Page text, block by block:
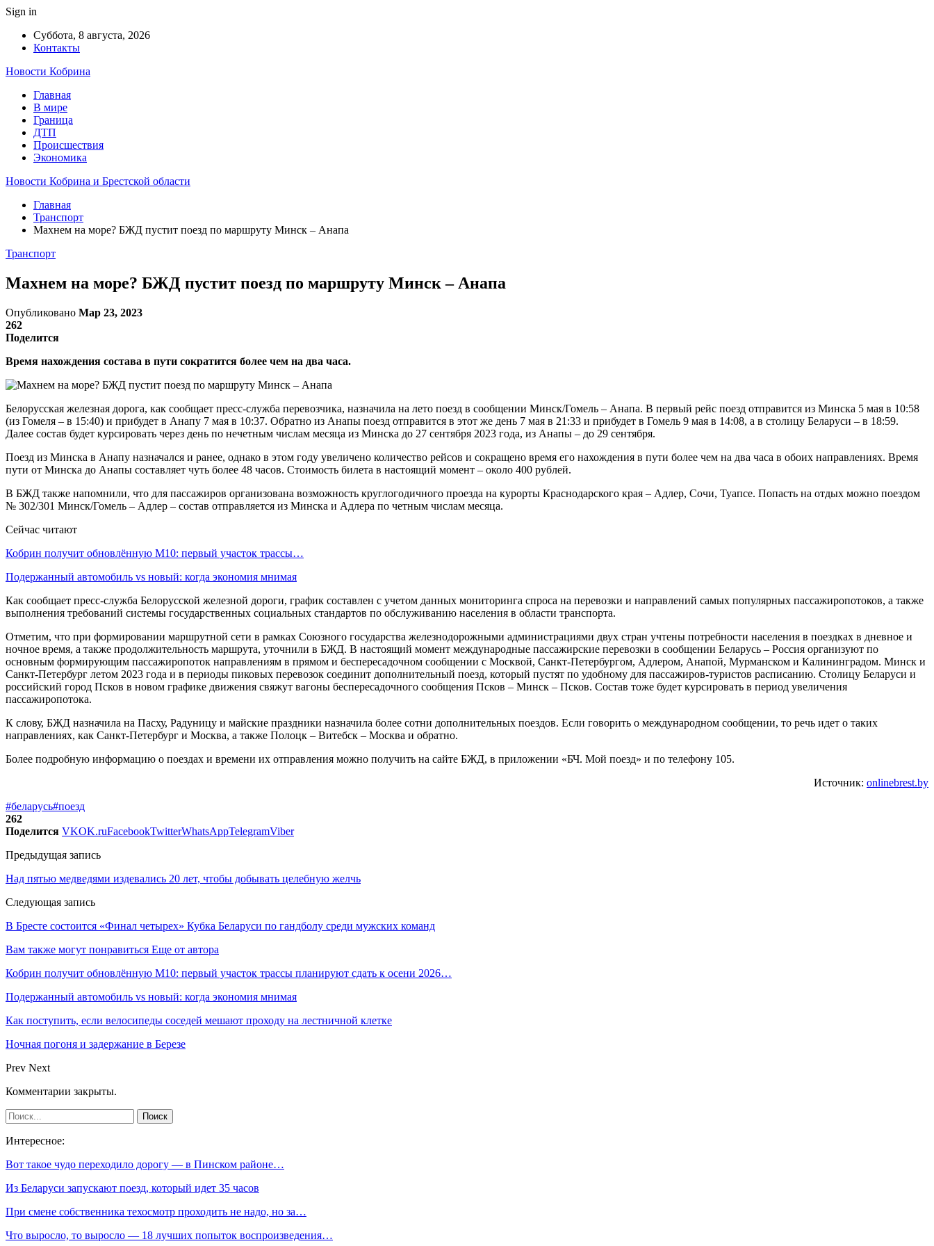
Sign in
Суббота, 8 августа, 2026
Контакты
Новости Кобрина
Главная
В мире
Граница
ДТП
Происшествия
Экономика
Новости Кобрина и Брестской области
Главная
Транспорт
Махнем на море? БЖД пустит поезд по маршруту Минск – Анапа
Транспорт
Махнем на море? БЖД пустит поезд по маршруту Минск – Анапа
Опубликовано Мар 23, 2023
262
Поделится
Время нахождения состава в пути сократится более чем на два часа.
Белорусская железная дорога, как сообщает пресс-служба перевозчика, назначила на лето поезд в сообщении Минск/Гомель – Анапа. В первый рейс поезд отправится из Минска 5 мая в 10:58
(из Гомеля – в 15:40) и прибудет в Анапу 7 мая в 10:37. Обратно из Анапы поезд отправится в этот же день 7 мая в 21:33 и прибудет в Гомель 9 мая в 14:08, а в столицу Беларуси – в 18:59.
Далее состав будет курсировать через день по нечетным числам месяца из Минска до 27 сентября 2023 года, из Анапы – до 29 сентября.
Поезд из Минска в Анапу назначался и ранее, однако в этом году увеличено количество рейсов и сокращено время его нахождения в пути более чем на два часа в обоих направлениях. Время
пути от Минска до Анапы составляет чуть более 48 часов. Стоимость билета в настоящий момент – около 400 рублей.
В БЖД также напомнили, что для пассажиров организована возможность круглогодичного проезда на курорты Краснодарского края – Адлер, Сочи, Туапсе. Попасть на отдых можно поездом
№ 302/301 Минск/Гомель – Адлер – состав отправляется из Минска и Адлера по четным числам месяца.
Сейчас читают
Кобрин получит обновлённую М10: первый участок трассы…
Подержанный автомобиль vs новый: когда экономия мнимая
Как сообщает пресс-служба Белорусской железной дороги, график составлен с учетом данных мониторинга спроса на перевозки и направлений самых популярных пассажиропотоков, а также
выполнения требований системы государственных социальных стандартов по обслуживанию населения в области транспорта.
Отметим, что при формировании маршрутной сети в рамках Союзного государства железнодорожными администрациями двух стран учтены потребности населения в поездках в дневное и
ночное время, а также продолжительность маршрута, уточнили в БЖД. В настоящий момент международные пассажирские перевозки в сообщении Беларусь – Россия организуют по
основным формирующим пассажиропоток направлениям в прямом и беспересадочном сообщении с Москвой, Санкт-Петербургом, Адлером, Анапой, Мурманском и Калининградом. Минск и
Санкт-Петербург летом 2023 года и в периоды пиковых перевозок соединит дополнительный поезд, который пустят по удобному для пассажиров-туристов расписанию. Столицу Беларуси и
российский город Псков в новом графике движения свяжут вагоны беспересадочного сообщения Псков – Минск – Псков. Состав тоже будет курсировать в период увеличения
пассажиропотока.
К слову, БЖД назначила на Пасху, Радуницу и майские праздники назначила более сотни дополнительных поездов. Если говорить о международном сообщении, то речь идет о таких
направлениях, как Санкт-Петербург и Москва, а также Полоцк – Витебск – Москва и обратно.
Более подробную информацию о поездах и времени их отправления можно получить на сайте БЖД, в приложении «БЧ. Мой поезд» и по телефону 105.
Источник: onlinebrest.by
#беларусь#поезд
262
Поделится VKOK.ruFacebookTwitterWhatsAppTelegramViber
Предыдущая запись
Над пятью медведями издевались 20 лет, чтобы добывать целебную желчь
Следующая запись
В Бресте состоится «Финал четырех» Кубка Беларуси по гандболу среди мужских команд
Вам также могут понравиться Еще от автора
Кобрин получит обновлённую М10: первый участок трассы планируют сдать к осени 2026…
Подержанный автомобиль vs новый: когда экономия мнимая
Как поступить, если велосипеды соседей мешают проходу на лестничной клетке
Ночная погоня и задержание в Березе
Prev Next
Комментарии закрыты.
Интересное:
Вот такое чудо переходило дорогу — в Пинском районе…
Из Беларуси запускают поезд, который идет 35 часов
При смене собственника техосмотр проходить не надо, но за…
Что выросло, то выросло — 18 лучших попыток воспроизведения…